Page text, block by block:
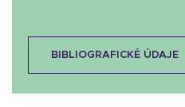
BIBLIOGRAFICKÉ ÚDAJE